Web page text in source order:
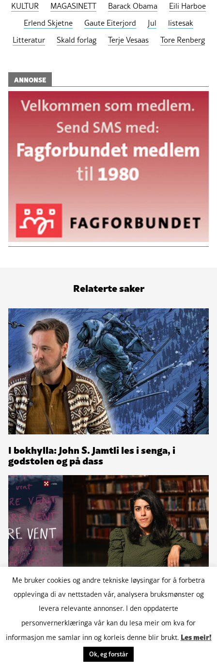
KULTUR MAGASINETT Barack Obama
Eili Harboe
Erlend Skjetne
Gaute Eiterjord Jul
listesak
Litteratur
Skald forlag Terje Vesaas Tore Renberg
ANNONSE
Relaterte saker
I bokhylla: John S. Jamtli les i senga, i
godstolen og på dass
Ny bok: Når den populære jenta mistar
kontrollen
Me bruker cookies og andre tekniske løysingar for å forbetra
opplevinga di av nettstaden vår, analysera bruksmønster og
levera relevante annonser. I den oppdaterte
personvernerklæringa vår kan du lesa meir om kva for
informasjon me samlar inn og korleis denne blir brukt. Les meir!
Ok, eg forstår